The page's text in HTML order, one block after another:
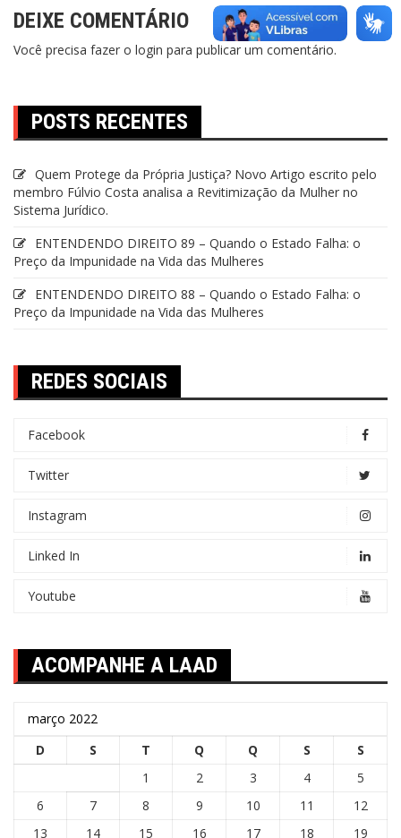
DEIXE COMENTÁRIO
Você precisa fazer o login para publicar um comentário.
POSTS RECENTES
Quem Protege da Própria Justiça? Novo Artigo escrito pelo
membro Fúlvio Costa analisa a Revitimização da Mulher no
Sistema Jurídico.
ENTENDENDO DIREITO 89 – Quando o Estado Falha: o
Preço da Impunidade na Vida das Mulheres
ENTENDENDO DIREITO 88 – Quando o Estado Falha: o
Preço da Impunidade na Vida das Mulheres
REDES SOCIAIS
Facebook
Twitter
Instagram
Linked In
Youtube
ACOMPANHE A LAAD
março 2022
D
S T Q Q S
S
1
2 3 4
5
6
7 8 9 10 11
12
13
14 15 16 17 18
19